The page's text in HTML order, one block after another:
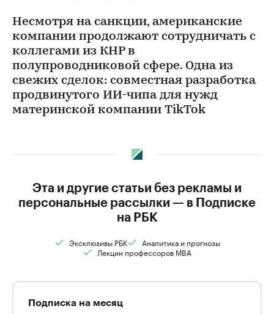
Несмотря на санкции, американские
компании продолжают сотрудничать с
коллегами из КНР в
полупроводниковой сфере. Одна из
свежих сделок: совместная разработка
продвинутого ИИ-чипа для нужд
материнской компании TikTok
Эта и другие статьи без рекламы и
персональные рассылки — в Подписке
на РБК
Эксклюзивы РБК
Аналитика и прогнозы
Лекции профессоров MBA
Подписка на месяц